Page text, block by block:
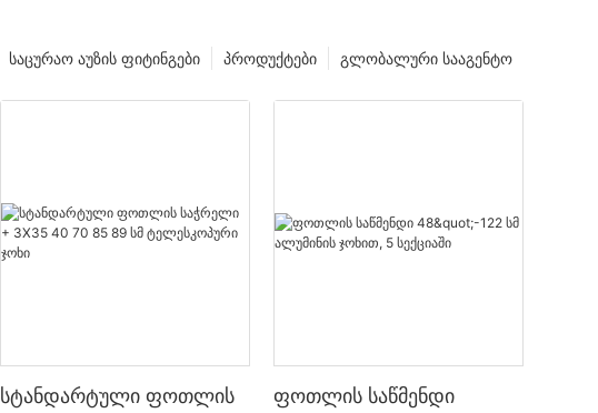
გლობალური სააგენტო
პროდუქტები
საცურაო აუზის ფიტინგები
სტანდარტული ფოთლის
ფოთლის საწმენდი